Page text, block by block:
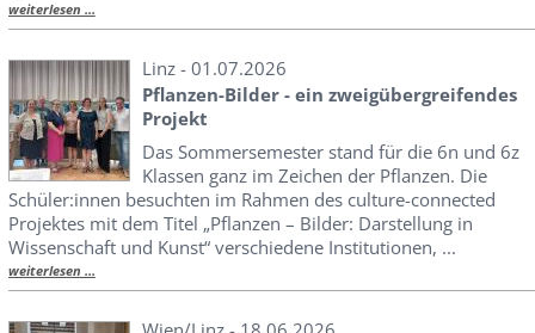
weiterlesen ...
Linz - 01.07.2026
Pflanzen-Bilder - ein zweigübergreifendes
Projekt
Das Sommersemester stand für die 6n und 6z
Klassen ganz im Zeichen der Pflanzen. Die
Schüler:innen besuchten im Rahmen des culture-connected
Projektes mit dem Titel „Pflanzen – Bilder: Darstellung in
Wissenschaft und Kunst“ verschiedene Institutionen, ...
weiterlesen ...